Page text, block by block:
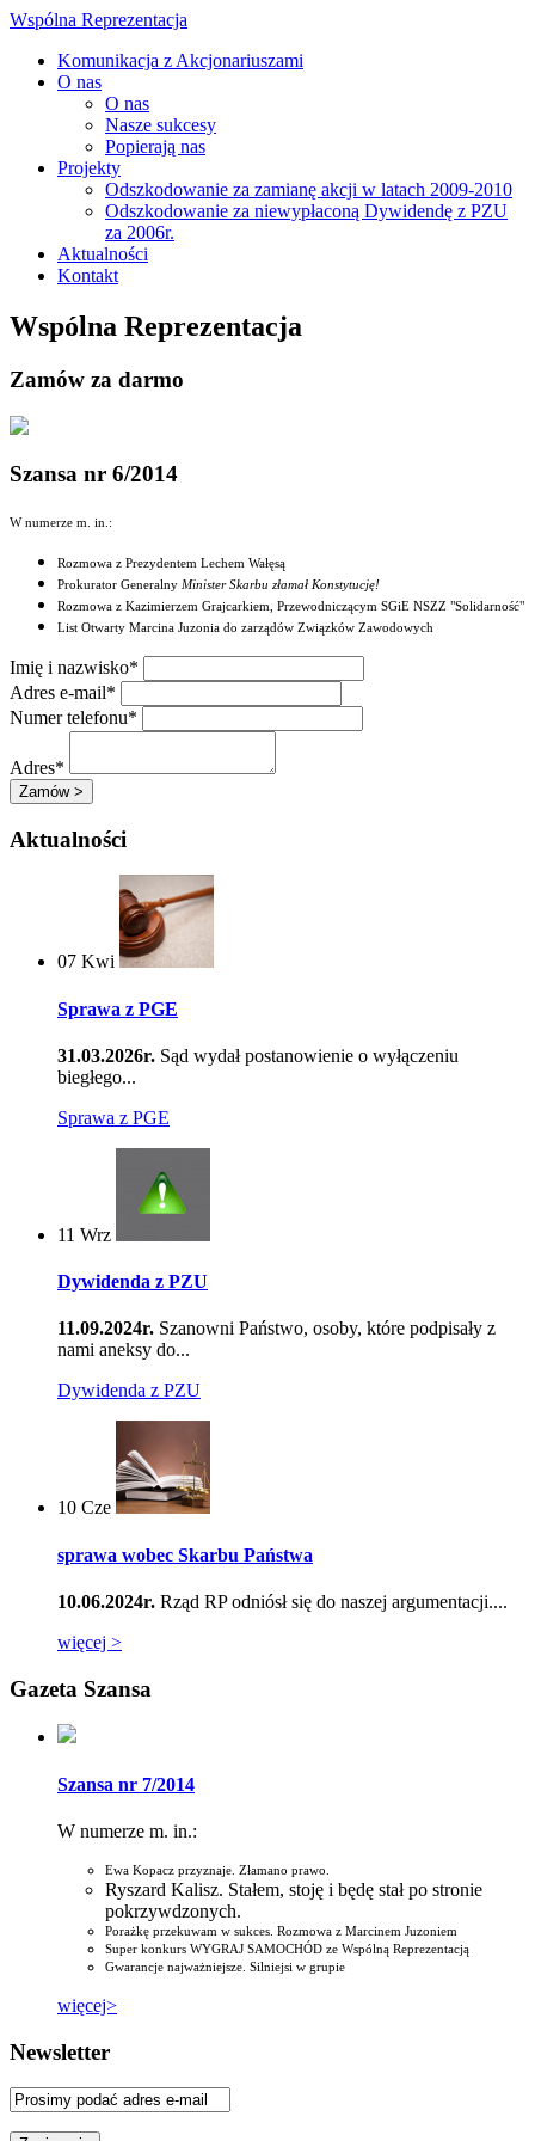
Wspólna Reprezentacja
Komunikacja z Akcjonariuszami
O nas
O nas
Nasze sukcesy
Popierają nas
Projekty
Odszkodowanie za zamianę akcji w latach 2009-2010
Odszkodowanie za niewypłaconą Dywidendę z PZU
za 2006r.
Aktualności
Kontakt
Wspólna Reprezentacja
Zamów za darmo
Szansa nr 6/2014
W numerze m. in.:
Rozmowa z Prezydentem Lechem Wałęsą
Prokurator Generalny Minister Skarbu złamał Konstytucję!
Rozmowa z Kazimierzem Grajcarkiem, Przewodniczącym SGiE NSZZ "Solidarność"
List Otwarty Marcina Juzonia do zarządów Związków Zawodowych
Imię i nazwisko*
Adres e-mail*
Numer telefonu*
Adres*
Aktualności
07 Kwi
Sprawa z PGE
31.03.2026r. Sąd wydał postanowienie o wyłączeniu
biegłego...
Sprawa z PGE
11 Wrz
Dywidenda z PZU
11.09.2024r. Szanowni Państwo, osoby, które podpisały z
nami aneksy do...
Dywidenda z PZU
10 Cze
sprawa wobec Skarbu Państwa
10.06.2024r. Rząd RP odniósł się do naszej argumentacji....
więcej >
Gazeta Szansa
Szansa nr 7/2014
W numerze m. in.:
Ewa Kopacz przyznaje. Złamano prawo.
Ryszard Kalisz. Stałem, stoję i będę stał po stronie
pokrzywdzonych.
Porażkę przekuwam w sukces. Rozmowa z Marcinem Juzoniem
Super konkurs WYGRAJ SAMOCHÓD ze Wspólną Reprezentacją
Gwarancje najważniejsze. Silniejsi w grupie
więcej>
Newsletter